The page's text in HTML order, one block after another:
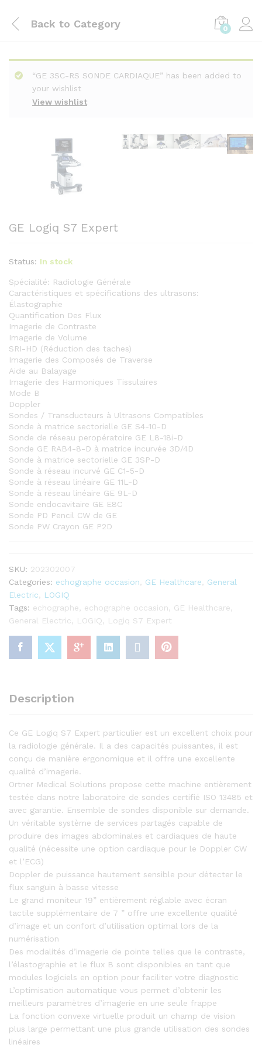
Back to Category 0
View wishlist
“GE 3SC-RS SONDE CARDIAQUE” has been added to
your wishlist
GE Logiq S7 Expert
Status: In stock
Spécialité: Radiologie Générale
Caractéristiques et spécifications des ultrasons:
Élastographie
Quantification Des Flux
Imagerie de Contraste
Imagerie de Volume
SRI-HD (Réduction des taches)
Imagerie des Composés de Traverse
Aide au Balayage
Imagerie des Harmoniques Tissulaires
Mode B
Doppler
Sondes / Transducteurs à Ultrasons Compatibles
Sonde à matrice sectorielle GE S4-10-D
Sonde de réseau peropératoire GE L8-18i-D
Sonde GE RAB4-8-D à matrice incurvée 3D/4D
Sonde à matrice sectorielle GE 3SP-D
Sonde à réseau incurvé GE C1-5-D
Sonde à réseau linéaire GE 11L-D
Sonde à réseau linéaire GE 9L-D
Sonde endocavitaire GE E8C
Sonde PD Pencil CW de GE
Sonde PW Crayon GE P2D
SKU: 202302007
Categories: echographe occasion, GE Healthcare, General
Electric, LOGIQ
Tags: echographe, echographe occasion, GE Healthcare,
General Electric, LOGIQ, Logiq S7 Expert
Description
Ce GE Logiq S7 Expert particulier est un excellent choix pour
la radiologie générale. Il a des capacités puissantes, il est
conçu de manière ergonomique et il offre une excellente
qualité d’imagerie.
Ortner Medical Solutions propose cette machine entièrement
testée dans notre laboratoire de sondes certifié ISO 13485 et
avec garantie. Ensemble de sondes disponible sur demande.
Un véritable système de services partagés capable de
produire des images abdominales et cardiaques de haute
qualité (nécessite une option cardiaque pour le Doppler CW
et l’ECG)
Doppler de puissance hautement sensible pour détecter le
flux sanguin à basse vitesse
Le grand moniteur 19” entièrement réglable avec écran
tactile supplémentaire de 7 ” offre une excellente qualité
d’image et un confort d’utilisation optimal lors de la
numérisation
Des modalités d’imagerie de pointe telles que le contraste,
l’élastographie et le flux B sont disponibles en tant que
modules logiciels en option pour faciliter votre diagnostic
L’optimisation automatique vous permet d’obtenir les
meilleurs paramètres d’imagerie en une seule frappe
La fonction convexe virtuelle produit un champ de vision
plus large permettant une plus grande utilisation des sondes
linéaires